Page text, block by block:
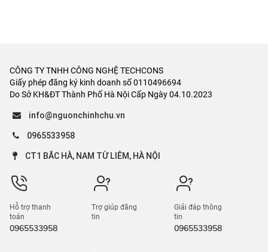
CÔNG TY TNHH CÔNG NGHỆ TECHCONS
Giấy phép đăng ký kinh doanh số 0110496694
Do Sở KH&ĐT Thành Phố Hà Nội Cấp Ngày 04.10.2023
info@nguonchinhchu.vn
0965533958
CT1 BẮC HÀ, NAM TỪ LIÊM, HÀ NỘI
Hỗ trợ thanh
toán
0965533958
Trợ giúp đăng
tin
Giải đáp thông
tin
0965533958